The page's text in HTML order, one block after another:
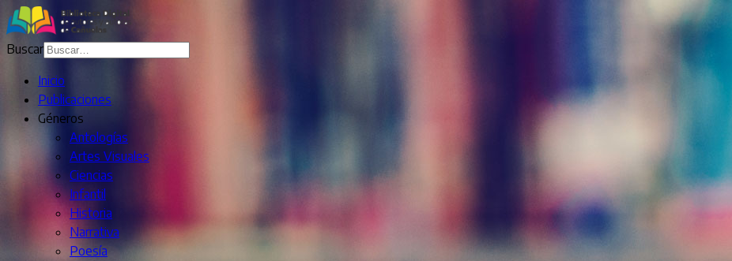
Buscar
Inicio
Publicaciones
Géneros
Antologías
Artes Visuales
Ciencias
Infantil
Historia
Narrativa
Poesía